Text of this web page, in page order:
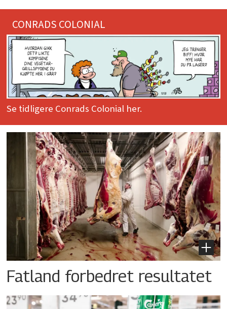
CONRADS COLONIAL
Se tidligere Conrads Colonial her.
Fatland forbedret resultatet